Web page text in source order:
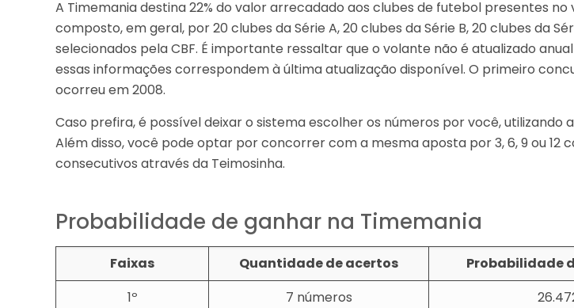
A Timemania destina 22% do valor arrecadado aos clubes de futebol presentes no
composto, em geral, por 20 clubes da Série A, 20 clubes da Série B, 20 clubes da
selecionados pela CBF. É importante ressaltar que o volante não é atualizado
essas informações correspondem à última atualização disponível. O primeiro
ocorreu em 2008.
Caso prefira, é possível deixar o sistema escolher os números por você, utilizando
Além disso, você pode optar por concorrer com a mesma aposta por 3, 6, 9 ou 12
consecutivos através da Teimosinha.
Probabilidade de ganhar na Timemania
Faixas Quantidade de acertos
Probabilidade
1º
7 números